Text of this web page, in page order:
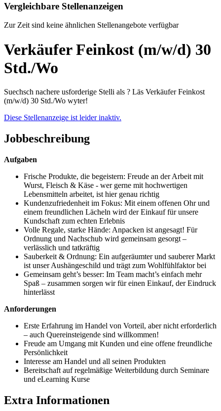
Vergleichbare Stellenanzeigen
Zur Zeit sind keine ähnlichen Stellenangebote verfügbar
Verkäufer Feinkost (m/w/d) 30
Std./Wo
Suechsch nachere usforderige Stelli als ? Läs Verkäufer Feinkost
(m/w/d) 30 Std./Wo wyter!
Diese Stellenanzeige ist leider inaktiv.
Jobbeschreibung
Aufgaben
Frische Produkte, die begeistern: Freude an der Arbeit mit
Wurst, Fleisch & Käse - wer gerne mit hochwertigen
Lebensmitteln arbeitet, ist hier genau richtig
Kundenzufriedenheit im Fokus: Mit einem offenen Ohr und
einem freundlichen Lächeln wird der Einkauf für unsere
Kundschaft zum echten Erlebnis
Volle Regale, starke Hände: Anpacken ist angesagt! Für
Ordnung und Nachschub wird gemeinsam gesorgt –
verlässlich und tatkräftig
Sauberkeit & Ordnung: Ein aufgeräumter und sauberer Markt
ist unser Aushängeschild und trägt zum Wohlfühlfaktor bei
Gemeinsam geht’s besser: Im Team macht’s einfach mehr
Spaß – zusammen sorgen wir für einen Einkauf, der Eindruck
hinterlässt
Anforderungen
Erste Erfahrung im Handel von Vorteil, aber nicht erforderlich
– auch Quereinsteigende sind willkommen!
Freude am Umgang mit Kunden und eine offene freundliche
Persönlichkeit
Interesse am Handel und all seinen Produkten
Bereitschaft auf regelmäßige Weiterbildung durch Seminare
und eLearning Kurse
Extra Informationen